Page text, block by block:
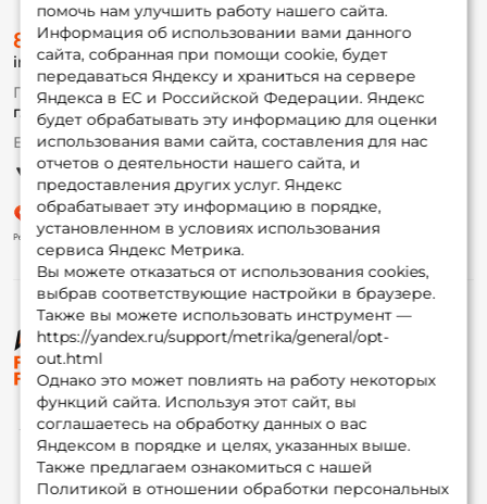
помочь нам улучшить работу нашего сайта.
Информация об использовании вами данного
сайта, собранная при помощи cookie, будет
передаваться Яндексу и храниться на сервере
Яндекса в ЕС и Российской Федерации. Яндекс
будет обрабатывать эту информацию для оценки
использования вами сайта, составления для нас
отчетов о деятельности нашего сайта, и
предоставления других услуг. Яндекс
обрабатывает эту информацию в порядке,
установленном в условиях использования
сервиса Яндекс Метрика.
Вы можете отказаться от использования cookies,
выбрав соответствующие настройки в браузере.
Также вы можете использовать инструмент —
https://yandex.ru/support/metrika/general/opt-
out.html
Однако это может повлиять на работу некоторых
функций сайта. Используя этот сайт, вы
соглашаетесь на обработку данных о вас
Яндексом в порядке и целях, указанных выше.
Также предлагаем ознакомиться с нашей
Политикой в отношении обработки персональных
© ФоксФишинг, 2009-2026
О магазине
Доставка
Оплата
Fox-bonus
Гуру
Партнерская программа
8 (495) 532-77-88
info@foxfishing.ru
По вопросам с заказом
г. Москва, ул. Плеханова д.7
Ежедневно 10:00 до 20:00